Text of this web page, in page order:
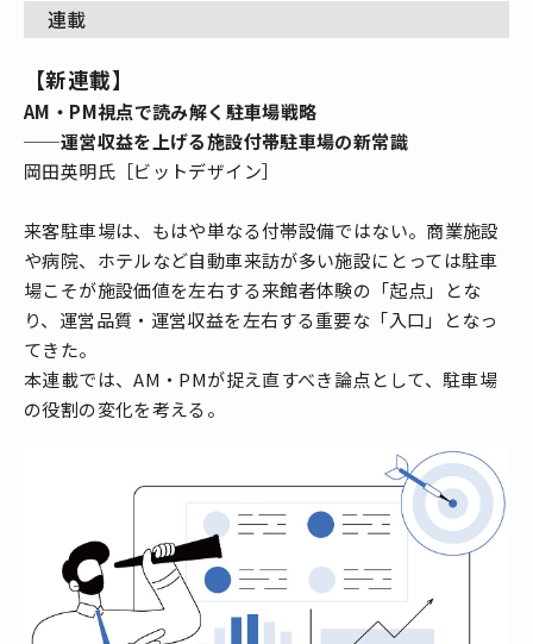
連載
【新連載】
AM・PM視点で読み解く駐車場戦略
──運営収益を上げる施設付帯駐車場の新常識
岡田英明氏［ビットデザイン］
来客駐車場は、もはや単なる付帯設備ではない。商業施設
や病院、ホテルなど自動車来訪が多い施設にとっては駐車
場こそが施設価値を左右する来館者体験の「起点」とな
り、運営品質・運営収益を左右する重要な「入口」となっ
てきた。
本連載では、AM・PMが捉え直すべき論点として、駐車場
の役割の変化を考える。